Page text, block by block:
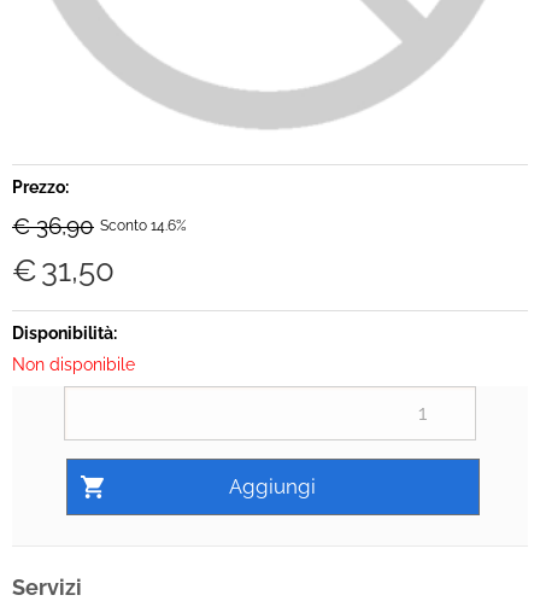
Prezzo:
€ 36,90 Sconto 14.6%
€31,50
Disponibilità:
Non disponibile
Servizi